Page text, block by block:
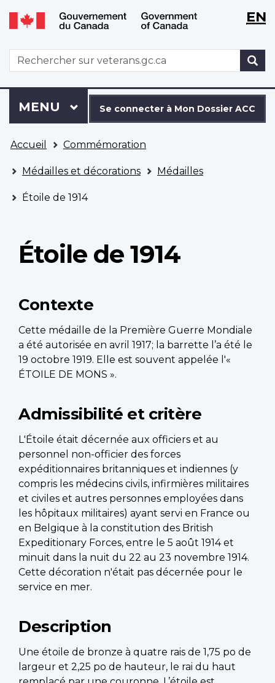
Aller
au
principal
Passer
à
version
HTML
simplifiée
WxT
WxTEN
WxT
Search
form
connecter
à
Dossier
ACC
Se connecter à Mon Dossier ACC
Menu
MENU PRINCIPAL
êtes
ici
Accueil Commémoration
Médailles et décorations Médailles
Étoile de 1914
Étoile de 1914
Contexte
Cette médaille de la Première Guerre Mondiale
a été autorisée en avril 1917; la barrette l’a été le
19 octobre 1919. Elle est souvent appelée l'«
ÉTOILE DE MONS ».
Admissibilité et critère
L'Étoile était décernée aux officiers et au
personnel non-officier des forces
expéditionnaires britanniques et indiennes (y
compris les médecins civils, infirmières militaires
et civiles et autres personnes employées dans
les hôpitaux militaires) ayant servi en France ou
en Belgique à la constitution des British
Expeditionary Forces, entre le 5 août 1914 et
minuit dans la nuit du 22 au 23 novembre 1914.
Cette décoration n'était pas décernée pour le
service en mer.
Description
Une étoile de bronze à quatre rais de 1,75 po de
largeur et 2,25 po de hauteur, le rai du haut